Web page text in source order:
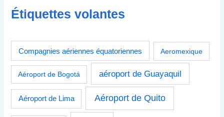
Étiquettes volantes
Compagnies aériennes équatoriennes Aeromexique
Aéroport de Bogotá aéroport de Guayaquil
Aéroport de Lima Aéroport de Quito